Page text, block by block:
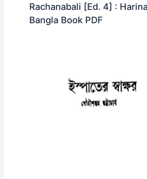
Rachanabali [Ed. 4] :
Bangla Book PDF